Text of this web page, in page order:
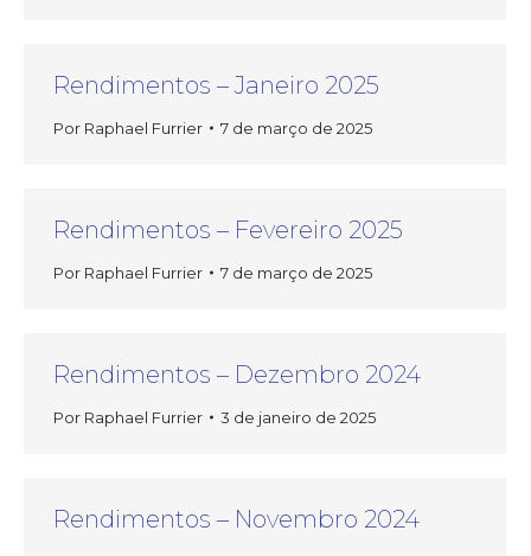
Rendimentos – Janeiro 2025
Por Raphael Furrier 7 de março de 2025
Rendimentos – Fevereiro 2025
Por Raphael Furrier 7 de março de 2025
Rendimentos – Dezembro 2024
Por Raphael Furrier 3 de janeiro de 2025
Rendimentos – Novembro 2024